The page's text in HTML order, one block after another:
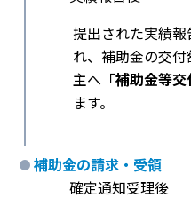
提出された実績
れ、補助金の交
主へ「補助金等
ます。
補助金の請求・受領
確定通知受理後